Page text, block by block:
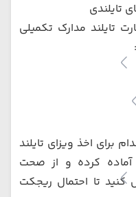
تایلندی
تایلند مدارک تکمیلی
برای اخذ ویزای تایلند
آماده کرده و از صحت
کنید تا احتمال ریجکت